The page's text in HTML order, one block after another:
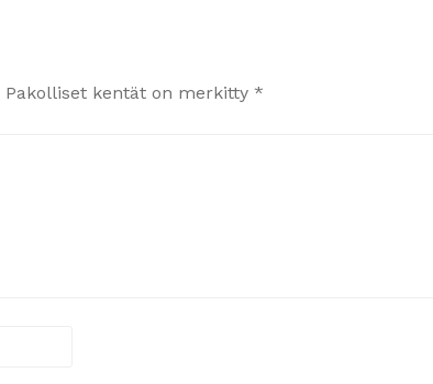
Pakolliset kentät on merkitty *